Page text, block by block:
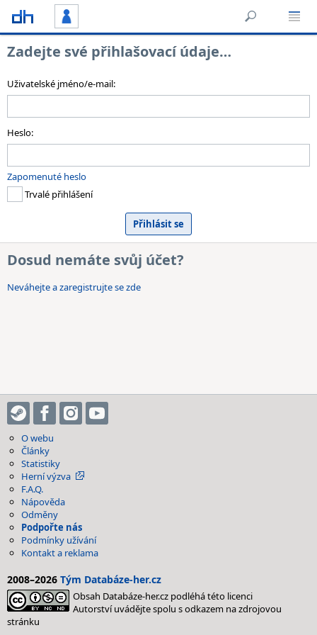
Zadejte své přihlašovací údaje…
Uživatelské jméno/e-mail:
Heslo:
Zapomenuté heslo
Trvalé přihlášení
Dosud nemáte svůj účet?
Neváhejte a zaregistrujte se zde
O webu
Články
Statistiky
Herní výzva
F.A.Q.
Nápověda
Odměny
Podpořte nás
Podmínky užívání
Kontakt a reklama
2008–2026 Tým Databáze-her.cz
Obsah Databáze-her.cz podléhá této licenci
Autorství uvádějte spolu s odkazem na zdrojovou
stránku